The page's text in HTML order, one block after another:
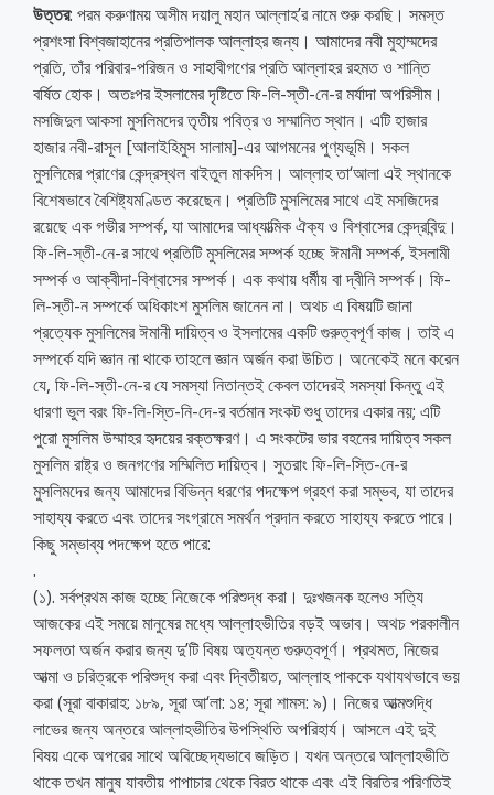
উত্তর: পরম করুণাময় অসীম দয়ালু মহান আল্লাহ’র নামে শুরু করছি। সমস্ত
প্রশংসা বিশ্বজাহানের প্রতিপালক আল্লাহর জন্য। আমাদের নবী মুহাম্মদের
প্রতি, তাঁর পরিবার-পরিজন ও সাহাবীগণের প্রতি আল্লাহর রহমত ও শান্তি
বর্ষিত হোক। অতঃপর ইসলামের দৃষ্টিতে ফি-লি-স্তী-নে-র মর্যাদা অপরিসীম।
মসজিদুল আকসা মুসলিমদের তৃতীয় পবিত্র ও সম্মানিত স্থান। এটি হাজার
হাজার নবী-রাসূল [আলাইহিমুস সালাম]-এর আগমনের পুণ্যভূমি। সকল
মুসলিমের প্রাণের কেন্দ্রস্থল বাইতুল মাকদিস। আল্লাহ তা‘আলা এই স্থানকে
বিশেষভাবে বৈশিষ্ট্যমণ্ডিত করেছেন। প্রতিটি মুসলিমের সাথে এই মসজিদের
রয়েছে এক গভীর সম্পর্ক, যা আমাদের আধ্যাত্মিক ঐক্য ও বিশ্বাসের কেন্দ্রবিন্দু।
ফি-লি-স্তী-নে-র সাথে প্রতিটি মুসলিমের সম্পর্ক হচ্ছে ঈমানী সম্পর্ক, ইসলামী
সম্পর্ক ও আক্বীদা-বিশ্বাসের সম্পর্ক। এক কথায় ধর্মীয় বা দ্বীনি সম্পর্ক। ফি-
লি-স্তী-ন সম্পর্কে অধিকাংশ মুসলিম জানেন না। অথচ এ বিষয়টি জানা
প্রত্যেক মুসলিমের ঈমানী দায়িত্ব ও ইসলামের একটি গুরুত্বপূর্ণ কাজ। তাই এ
সম্পর্কে যদি জ্ঞান না থাকে তাহলে জ্ঞান অর্জন করা উচিত। অনেকেই মনে করেন
যে, ফি-লি-স্তী-নে-র যে সমস্যা নিতান্তই কেবল তাদেরই সমস্যা কিন্তু এই
ধারণা ভুল বরং ফি-লি-স্তি-নি-দে-র বর্তমান সংকট শুধু তাদের একার নয়; এটি
পুরো মুসলিম উম্মাহর হৃদয়ের রক্তক্ষরণ। এ সংকটের ভার বহনের দায়িত্ব সকল
মুসলিম রাষ্ট্র ও জনগণের সম্মিলিত দায়িত্ব। সুতরাং ফি-লি-স্তি-নে-র
মুসলিমদের জন্য আমাদের বিভিন্ন ধরণের পদক্ষেপ গ্রহণ করা সম্ভব, যা তাদের
সাহায্য করতে এবং তাদের সংগ্রামে সমর্থন প্রদান করতে সাহায্য করতে পারে।
কিছু সম্ভাব্য পদক্ষেপ হতে পারে:
.
(১). সর্বপ্রথম কাজ হচ্ছে নিজেকে পরিশুদ্ধ করা। দুঃখজনক হলেও সত্যি
আজকের এই সময়ে মানুষের মধ্যে আল্লাহভীতির বড়ই অভাব। অথচ পরকালীন
সফলতা অর্জন করার জন্য দু’টি বিষয় অত্যন্ত গুরুত্বপূর্ণ। প্রথমত, নিজের
আত্মা ও চরিত্রকে পরিশুদ্ধ করা এবং দ্বিতীয়ত, আল্লাহ পাককে যথাযথভাবে ভয়
করা (সূরা বাকারাহ: ১৮৯, সূরা আ‘লা: ১৪; সূরা শামস: ৯)। নিজের আত্মশুদ্ধি
লাভের জন্য অন্তরে আল্লাহভীতির উপস্থিতি অপরিহার্য। আসলে এই দুই
বিষয় একে অপরের সাথে অবিচ্ছেদ্যভাবে জড়িত। যখন অন্তরে আল্লাহভীতি
থাকে তখন মানুষ যাবতীয় পাপাচার থেকে বিরত থাকে এবং এই বিরতির পরিণতিই